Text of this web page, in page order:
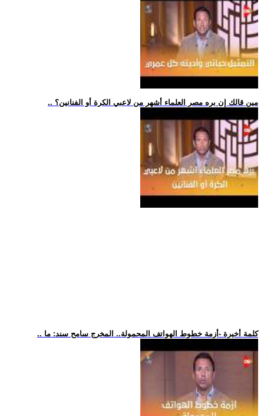
.. مين قالك إن بره مصر العلماء أشهر من لاعبي الكرة أو الفنانين؟
.. كلمة أخيرة -أزمة خطوط الهواتف المحمولة.. المخرج سامح سند: ما